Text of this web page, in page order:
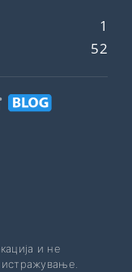
1
52
и не